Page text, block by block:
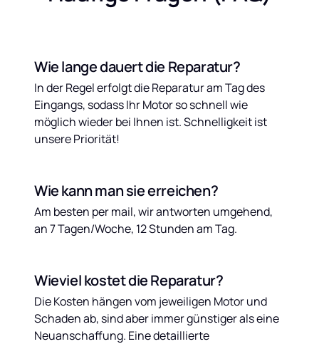
Wie lange dauert die Reparatur?
In der Regel erfolgt die Reparatur am Tag des
Eingangs, sodass Ihr Motor so schnell wie
möglich wieder bei Ihnen ist. Schnelligkeit ist
unsere Priorität!
Wie kann man sie erreichen?
Am besten per mail, wir antworten umgehend,
an 7 Tagen/Woche, 12 Stunden am Tag.
Wieviel kostet die Reparatur?
Die Kosten hängen vom jeweiligen Motor und
Schaden ab, sind aber immer günstiger als eine
Neuanschaffung. Eine detaillierte